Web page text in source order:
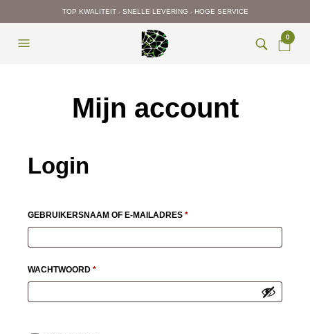
TOP KWALITEIT - SNELLE LEVERING - HOGE SERVICE
0
Mijn account
Login
GEBRUIKERSNAAM OF E-MAILADRES *VEREIST
WACHTWOORD *VEREIST